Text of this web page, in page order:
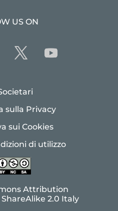
US ON
sulla Privacy
sui Cookies
di utilizzo
Attribution
2.0 Italy